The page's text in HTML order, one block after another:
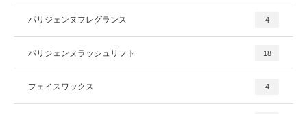
パリジェンヌフレグランス 4
パリジェンヌラッシュリフト 18
フェイスワックス 4